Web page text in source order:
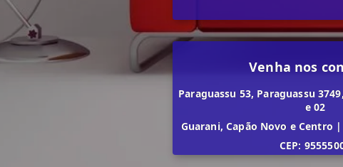
Venha nos
Paraguassu 53, Paraguassu
e 02
Guarani, Capão Novo e Centro |
CEP: